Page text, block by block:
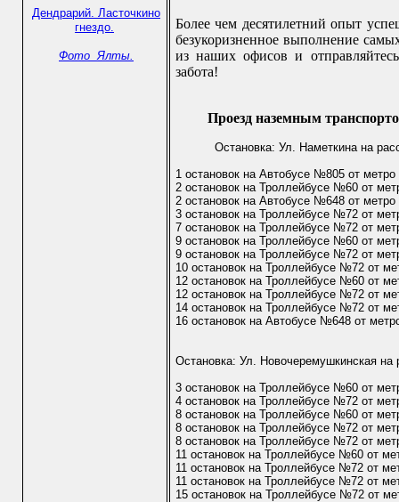
Дендрарий. Ласточкино
гнездо.
Фото Ялты.
Более чем десятилетний опыт
безукоризненное выполнение
из наших офисов и
забота!
Проезд наземным
Остановка: Ул. Наметкина на
1 остановок на Автобусе №805 от
2 остановок на Троллейбусе №60 от
2 остановок на Автобусе №648 от
3 остановок на Троллейбусе №72 от
7 остановок на Троллейбусе №72 от
9 остановок на Троллейбусе №60 от
9 остановок на Троллейбусе №72 от
10 остановок на Троллейбусе №72 от
12 остановок на Троллейбусе №60 от
12 остановок на Троллейбусе №72 от
14 остановок на Троллейбусе №72 от
16 остановок на Автобусе №648 от
Остановка: Ул. Новочеремушкинская на
3 остановок на Троллейбусе №60 от
4 остановок на Троллейбусе №72 от
8 остановок на Троллейбусе №60 от
8 остановок на Троллейбусе №72 от
8 остановок на Троллейбусе №72 от
11 остановок на Троллейбусе №60 от
11 остановок на Троллейбусе №72 от
11 остановок на Троллейбусе №72 от
15 остановок на Троллейбусе №72 от